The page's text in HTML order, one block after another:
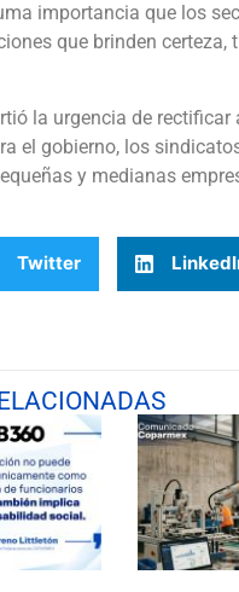
importancia que los
que brinden
la urgencia de
el gobierno, los
y medianas
Twitter